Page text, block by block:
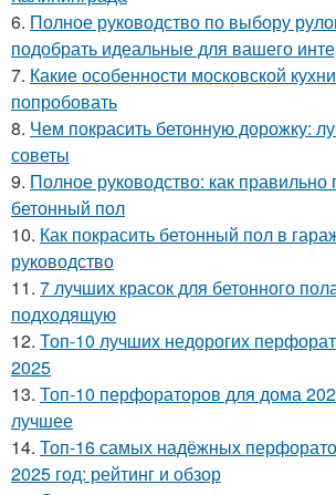
6. Полное руководство по выбору
подобрать идеальные для вашего
7. Какие особенности московской
попробовать
8. Чем покрасить бетонную дорожку:
советы
9. Полное руководство: как правильно
бетонный пол
10. Как покрасить бетонный пол в
руководство
11. 7 лучших красок для бетонного
подходящую
12. Топ-10 лучших недорогих
2025
13. Топ-10 перфораторов для дома
лучшее
14. Топ-16 самых надёжных
2025 год: рейтинг и обзор